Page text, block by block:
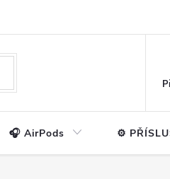
🎧 AirPods ⚙️